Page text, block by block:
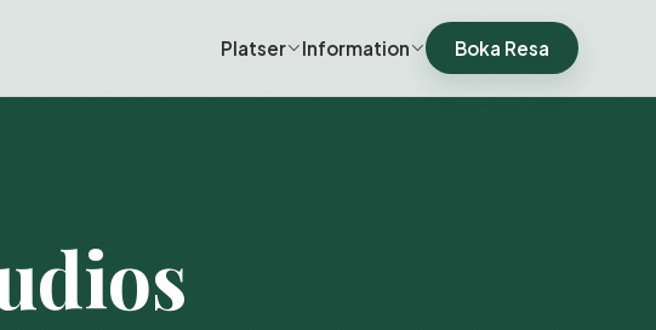
Platser Information Boka Resa